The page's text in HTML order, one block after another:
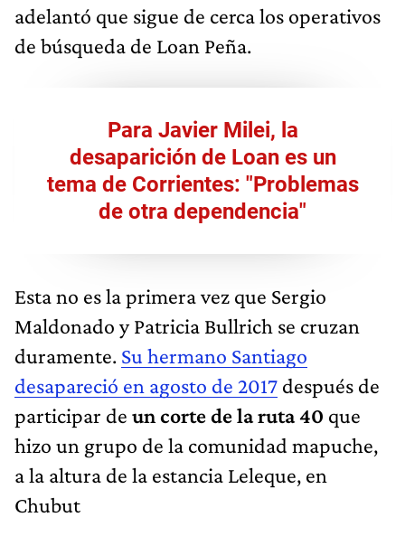
adelantó que sigue de cerca los operativos
de búsqueda de Loan Peña.
Para Javier Milei, la
desaparición de Loan es un
tema de Corrientes: "Problemas
de otra dependencia"
Esta no es la primera vez que Sergio
Maldonado y Patricia Bullrich se cruzan
duramente. Su hermano Santiago
desapareció en agosto de 2017 después de
participar de un corte de la ruta 40 que
hizo un grupo de la comunidad mapuche,
a la altura de la estancia Leleque, en
Chubut